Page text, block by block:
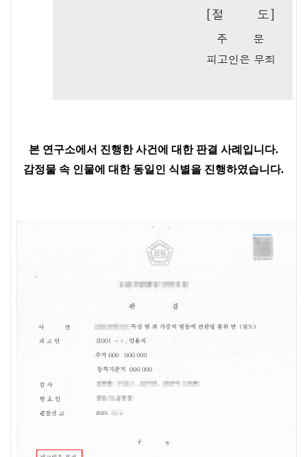
본 연구소에서 진행한 사건에 대한 판결 사례입니다.
감정물 속 인물에 대한 동일인 식별을 진행하였습니다.